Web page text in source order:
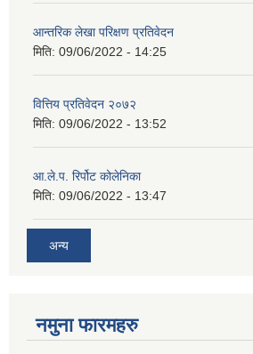
आन्तरिक लेखा परिक्षण प्रतिवेदन
मिति: 09/06/2022 - 14:25
वित्तिय प्रतिवेदन २०७२
मिति: 09/06/2022 - 13:52
आ.ले.प. रिर्पोट कोलेनिका
मिति: 09/06/2022 - 13:47
अन्य
नमुना फारमहरु